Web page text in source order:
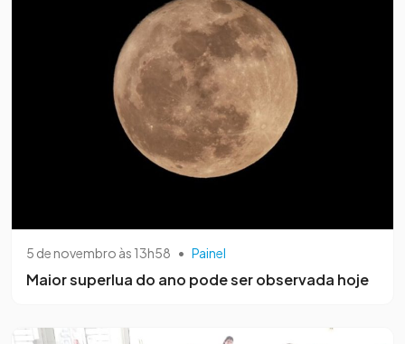
5 de novembro às 13h58 • Painel
Maior superlua do ano pode ser observada hoje